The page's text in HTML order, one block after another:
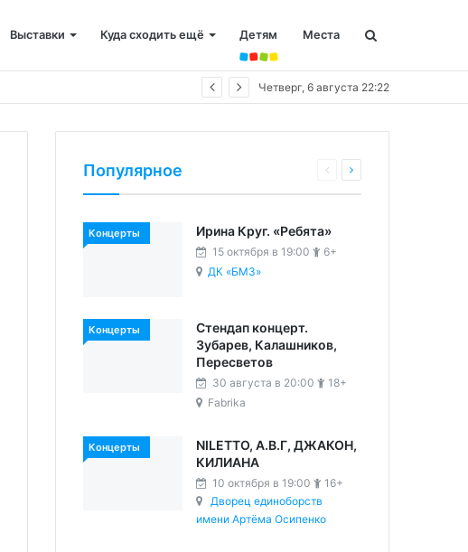
Выставки Куда сходить ещё Детям Места
Четверг, 6 августа 22:22
Популярное
Концерты Ирина Круг. «Ребята»
15 октября в 19:00
6+
ДК «БМЗ»
Концерты
Стендап концерт.
Зубарев, Калашников,
Пересветов
30 августа в 20:00
18+
Fabrika
Концерты
NILETTO, А.В.Г, ДЖАКОН,
КИЛИАНА
10 октября в 19:00
16+
Дворец единоборств
имени Артёма Осипенко